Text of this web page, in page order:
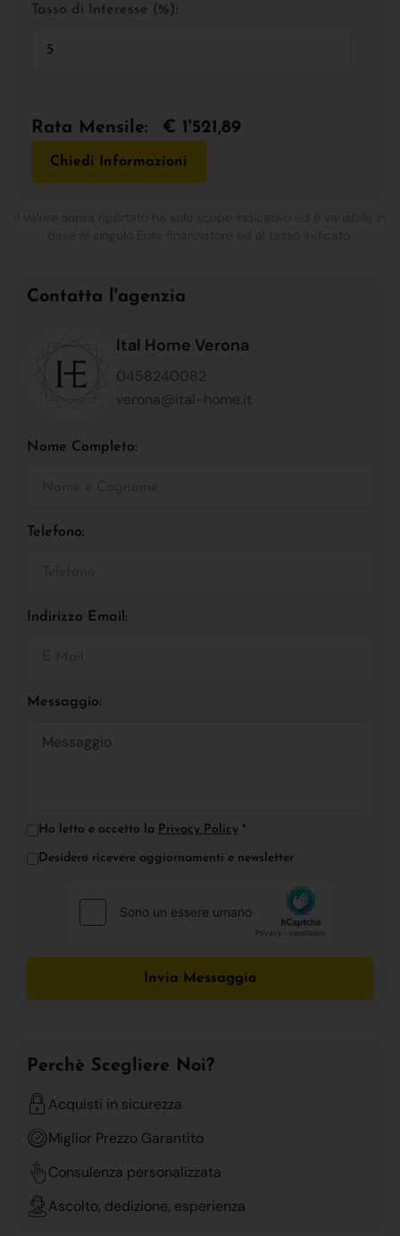
Tasso di Interesse (%):
Rata Mensile: € 1'521,89
Chiedi Informazioni
Contatta l'agenzia
Ital Home Verona
0458240082
verona@ital-home.it
Nome Completo:
Telefono:
Indirizzo Email:
Messaggio:
Ho letto e accetto la Privacy Policy *
Desidero ricevere aggiornamenti e newsletter
Invia Messaggio
Perchè Scegliere Noi?
Acquisti in sicurezza
Miglior Prezzo Garantito
Consulenza personalizzata
Ascolto, dedizione, esperienza